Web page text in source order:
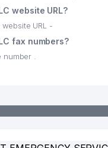
website URL?
website URL -
fax numbers?
number .